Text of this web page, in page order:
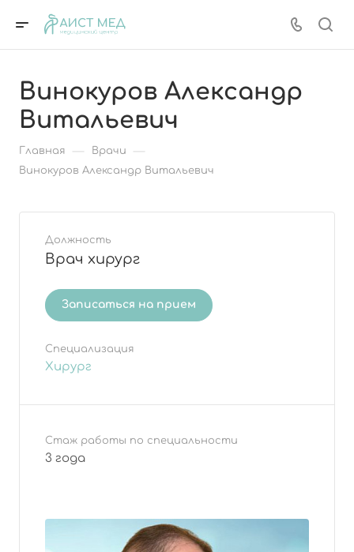
Винокуров Александр
Витальевич
Главная — Врачи —
Винокуров Александр Витальевич
Должность
Врач хирург
Записаться на прием
Специализация
Хирург
Стаж работы по специальности
3 года